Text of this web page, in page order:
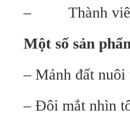
– Thành viên
Một số sản
– Mảnh đất nuôi
– Đôi mắt nhìn